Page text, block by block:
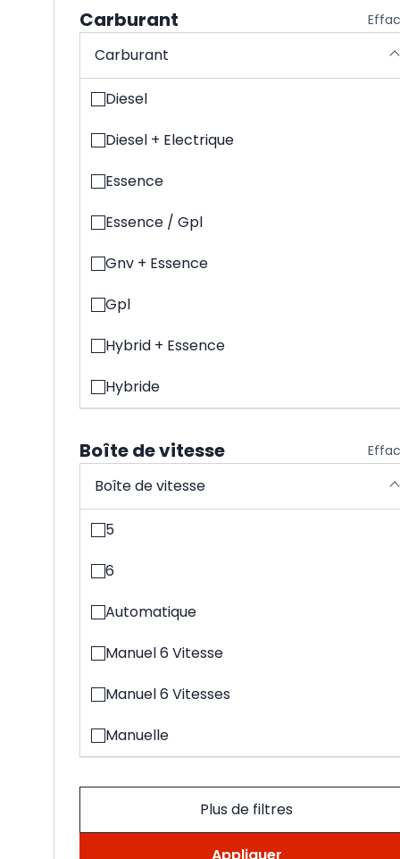
Carburant
Carburant
Diesel
Diesel + Electrique
Essence
Essence / Gpl
Gnv + Essence
Gpl
Hybrid + Essence
Hybride
Boîte de vitesse
Boîte de vitesse
5
6
Automatique
Manuel 6 Vitesse
Manuel 6 Vitesses
Manuelle
Plus de filtres